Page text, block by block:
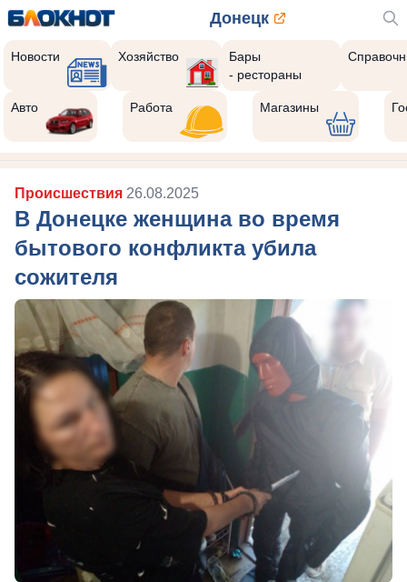
Донецк
Новости Хозяйство
Бары
- рестораны
Авто Работа Магазины
Происшествия 26.08.2025
В Донецке женщина во время
бытового конфликта убила
сожителя